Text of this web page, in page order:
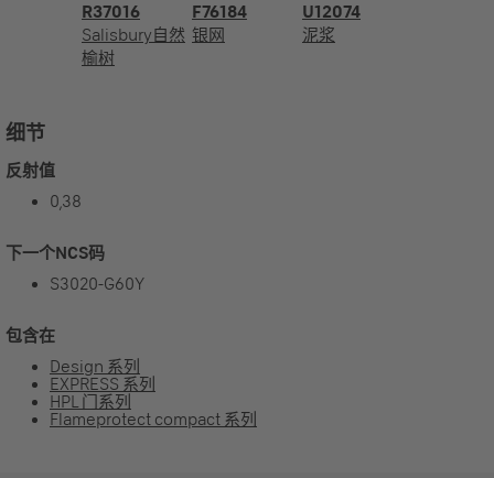
R37016
Salisbury自然
榆树
F76184
银网
U12074
泥浆
细节
反射值
0,38
下一个NCS码
S3020-G60Y
包含在
Design 系列
EXPRESS 系列
HPL 门系列
Flameprotect compact 系列